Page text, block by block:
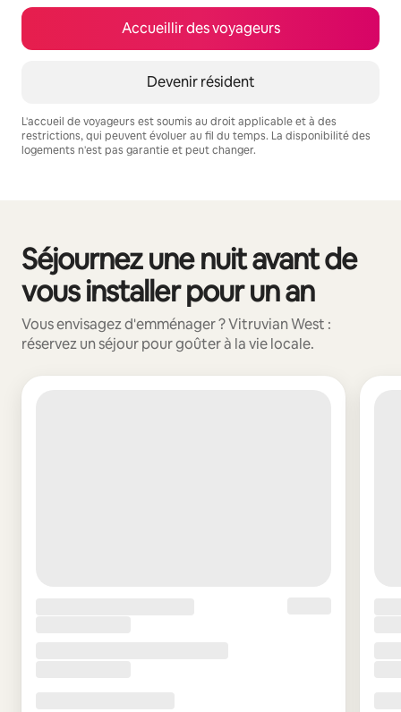
Accueillir des voyageurs
Devenir résident
L'accueil de voyageurs est soumis au droit applicable et à des
restrictions, qui peuvent évoluer au fil du temps. La disponibilité des
logements n'est pas garantie et peut changer.
Séjournez une nuit avant de
vous installer pour un an
Vous envisagez d'emménager ? Vitruvian West :
réservez un séjour pour goûter à la vie locale.
0 sur 0 élément visible